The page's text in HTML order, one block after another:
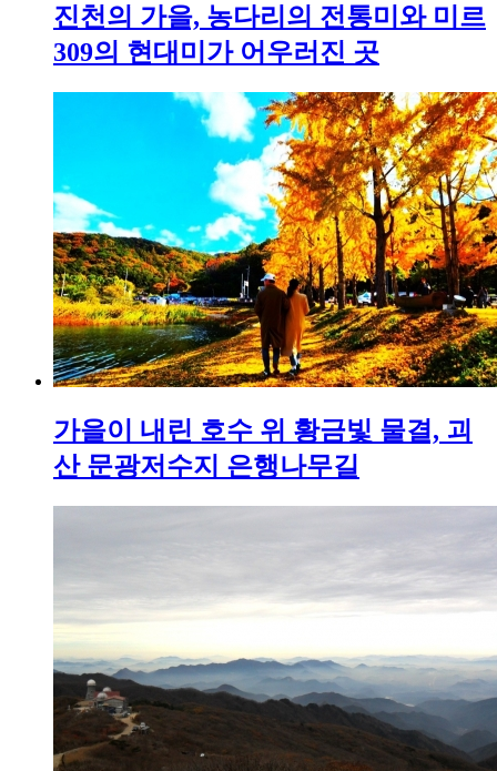
진천의 가을, 농다리의 전통미와 미르
309의 현대미가 어우러진 곳
가을이 내린 호수 위 황금빛 물결, 괴
산 문광저수지 은행나무길